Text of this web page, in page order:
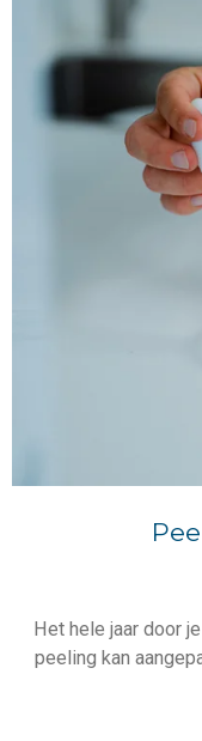
Het hele jaar door
peeling kan